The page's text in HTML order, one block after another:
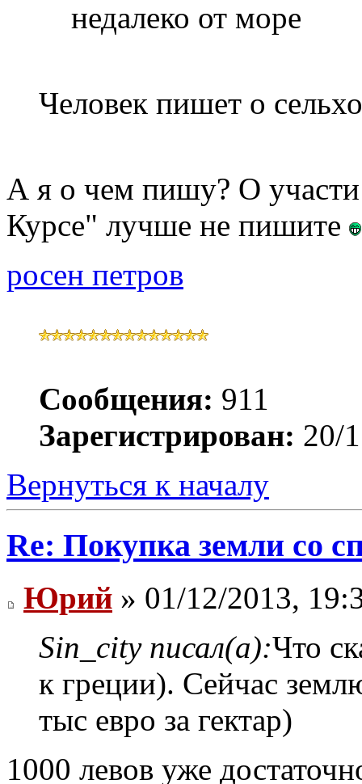
недалеко от море
Человек пишет о
А я о чем пишу? О
Курсе" лучше не пишите
росен петров
Сообщения: 911
Зарегистрирован: 20/
Вернуться к началу
Re: Покупка земли со
Юрий » 01/12/2013,
Sin_city писал(а):Что
к греции). Сейчас
тыс евро за гектар)
1000 левов уже